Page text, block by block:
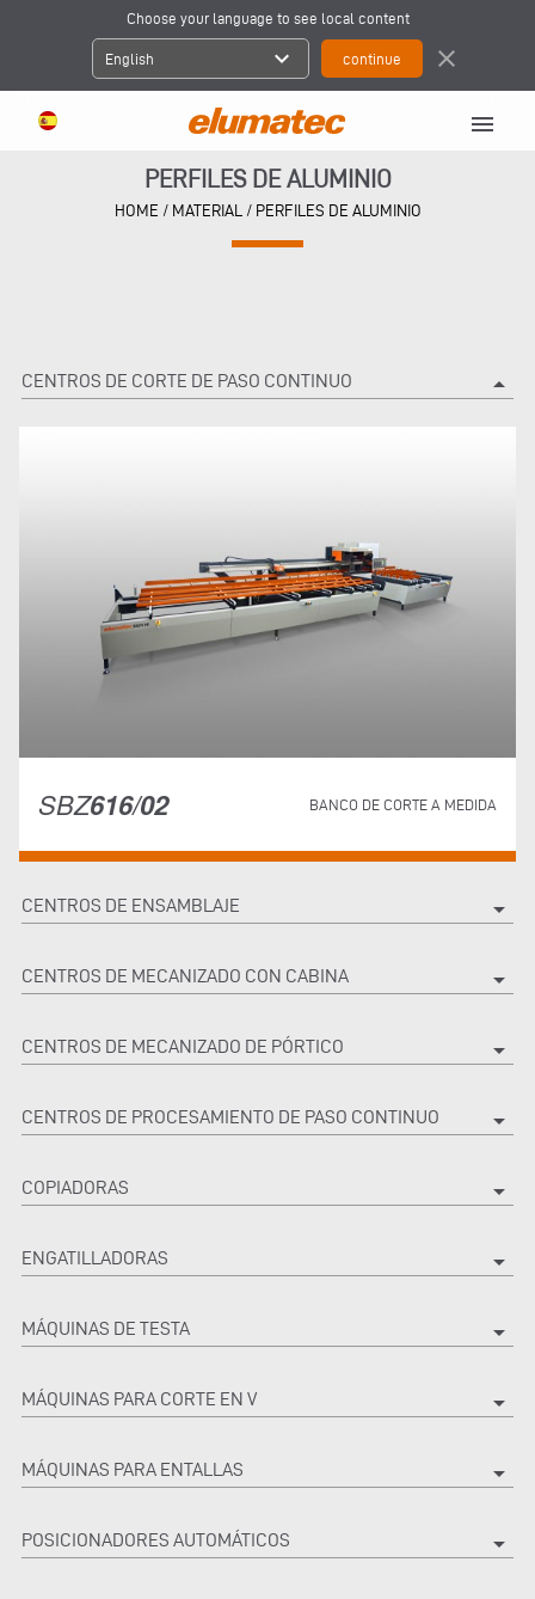
Choose your language to see local content
English expand_more close
menu
PERFILES DE ALUMINIO
HOME / MATERIAL/ PERFILES DE ALUMINIO
CENTROS DE CORTE DE PASO CONTINUO arrow_drop_up
SBZ616/02 BANCO DE CORTE A MEDIDA
CENTROS DE ENSAMBLAJE arrow_drop_down
CENTROS DE MECANIZADO CON CABINA arrow_drop_down
CENTROS DE MECANIZADO DE PÓRTICO arrow_drop_down
CENTROS DE PROCESAMIENTO DE PASO CONTINUO arrow_drop_down
COPIADORAS arrow_drop_down
ENGATILLADORAS arrow_drop_down
MÁQUINAS DE TESTA arrow_drop_down
MÁQUINAS PARA CORTE EN V arrow_drop_down
MÁQUINAS PARA ENTALLAS arrow_drop_down
POSICIONADORES AUTOMÁTICOS arrow_drop_down